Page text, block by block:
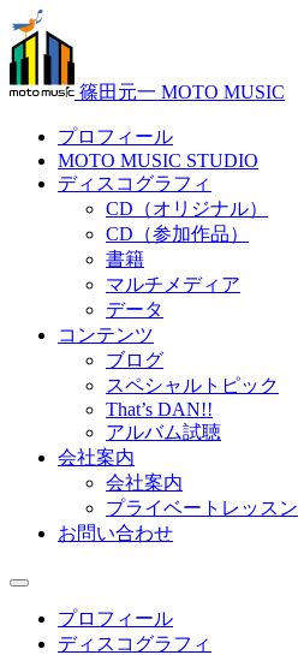
篠田元一 MOTO MUSIC
プロフィール
MOTO MUSIC STUDIO
ディスコグラフィ
CD（オリジナル）
CD（参加作品）
書籍
マルチメディア
データ
コンテンツ
ブログ
スペシャルトピック
That’s DAN!!
アルバム試聴
会社案内
会社案内
プライベートレッスン
お問い合わせ
プロフィール
ディスコグラフィ